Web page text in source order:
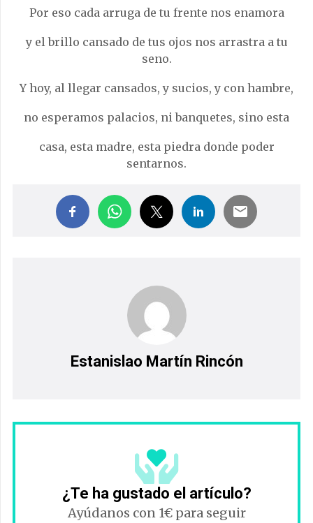
Por eso cada arruga de tu frente nos enamora
y el brillo cansado de tus ojos nos arrastra a tu
seno.
Y hoy, al llegar cansados, y sucios, y con hambre,
no esperamos palacios, ni banquetes, sino esta
casa, esta madre, esta piedra donde poder
sentarnos.
Estanislao Martín Rincón
¿Te ha gustado el artículo?
Ayúdanos con 1€ para seguir